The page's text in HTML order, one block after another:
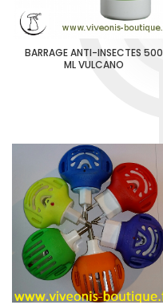
BARRAGE ANTI-INSECTES 500
ML VULCANO